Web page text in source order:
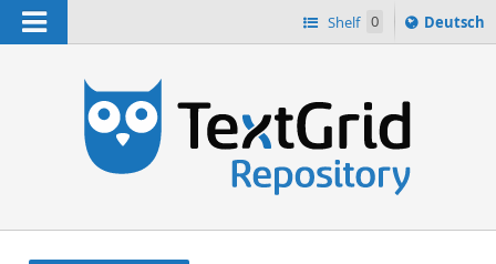
Navigation Shelf 0
Sprache
ï¿½ndern
Deutsch